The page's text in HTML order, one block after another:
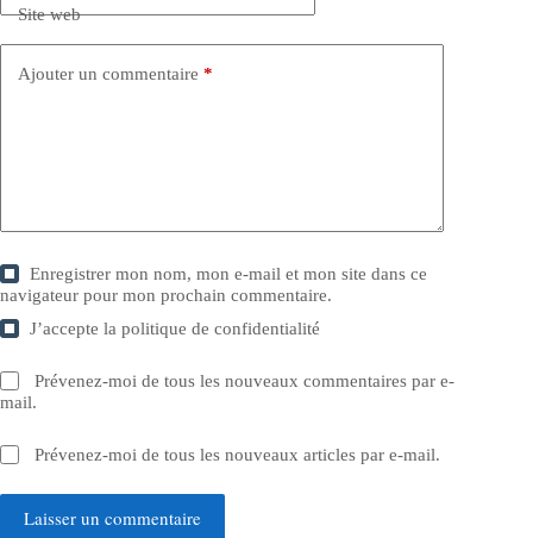
Site web
Ajouter un commentaire *
Enregistrer mon nom, mon e-mail et mon site dans ce
navigateur pour mon prochain commentaire.
J’accepte lapolitique de confidentialité
Prévenez-moi de tous les nouveaux commentaires par e-
mail.
Prévenez-moi de tous les nouveaux articles par e-mail.
Laisser un commentaire